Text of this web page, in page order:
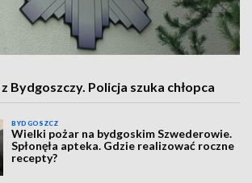
Bydgoszczy. Policja szuka chłopca
BYDGOSZCZ
Wielki pożar na bydgoskim Szwederowie.
Spłonęła apteka. Gdzie realizować roczne
recepty?